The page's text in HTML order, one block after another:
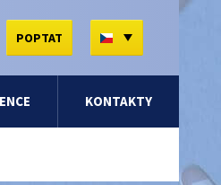
POPTAT
KONTAKTY